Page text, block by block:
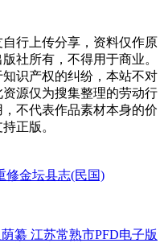
行上传分享，资料仅作原
社所有，不得用于商业。
识产权的纠纷，本站不对
源仅为搜集整理的劳动行
不代表作品素材本身的价
正版。
修金坛县志(民国)
纂 江苏常熟市PFD电子版